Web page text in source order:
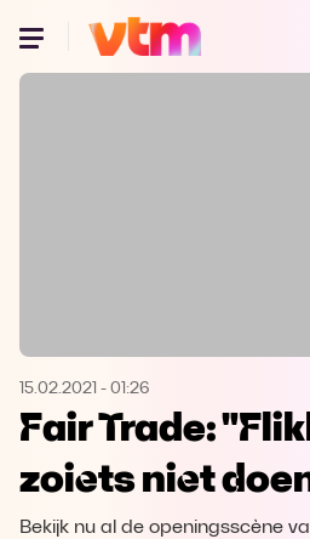
Oeps, browser
Microsoft Edge
Opera
15.02.2021 - 01:26
Fair Trade:
zoiets niet
Bekijk nu al de openingsscène